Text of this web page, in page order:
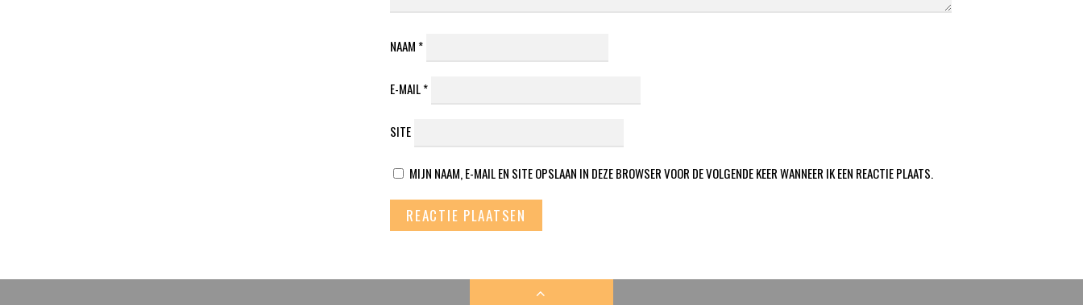
NAAM *
E-MAIL*
SITE
MIJN NAAM, E-MAIL EN SITE OPSLAAN IN DEZE BROWSER VOOR DE VOLGENDE KEER WANNEER IK EEN REACTIE PLAATS.